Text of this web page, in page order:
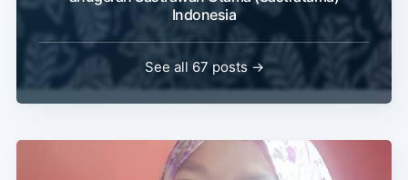
Indonesia
See all 67 posts →